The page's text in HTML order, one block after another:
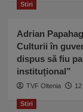
Stiri
Adrian
Culturii în
dispus să fiu
instituțional”
TVF Oltenia
Stiri